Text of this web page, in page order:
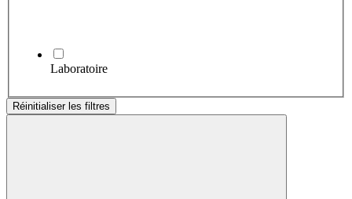
Laboratoire
Réinitialiser les filtres